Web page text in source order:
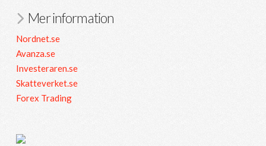
Mer information
Nordnet.se
Avanza.se
Investeraren.se
Skatteverket.se
Forex Trading